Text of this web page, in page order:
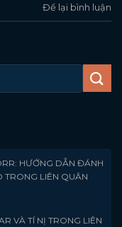
Để lại bình luận
HƯỚNG DẪN ĐÁNH
TRONG LIÊN QUÂN
VÀ TÍ NỊ TRONG LIÊN